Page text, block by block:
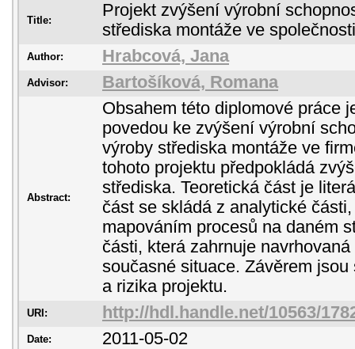
Title:
Projekt zvýšení výrobní
střediska montáže ve
Author: Hrabcová, Jana
Advisor: Bartošíková, Romana
Abstract:
Obsahem této diplomové práce
povedou ke zvýšení výrobní
výroby střediska montáže ve
tohoto projektu předpokládá
střediska. Teoretická část je
část se skládá z analytické
mapováním procesů na daném
části, která zahrnuje
současné situace. Závěrem
a rizika projektu.
URI: http://hdl.handle.net/10563/
Date: 2011-05-02